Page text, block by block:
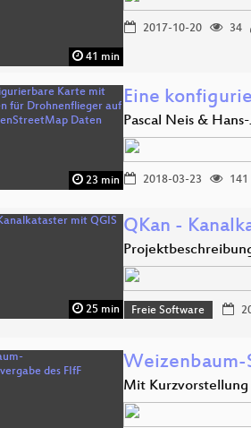
41 min
2017-10-20 34
23 min
Eine
Pascal Neis &
2018-03-23 141
25 min
QKan -
Freie Software
Weizenbaum-
Mit